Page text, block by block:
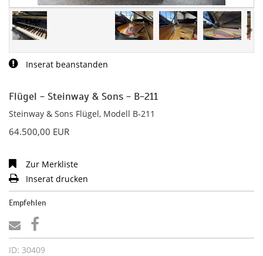
Inserat beanstanden
Flügel - Steinway & Sons - B-211
Steinway & Sons Flügel, Modell B-211
64.500,00 EUR
Zur Merkliste
Inserat drucken
Empfehlen
ID: 30409